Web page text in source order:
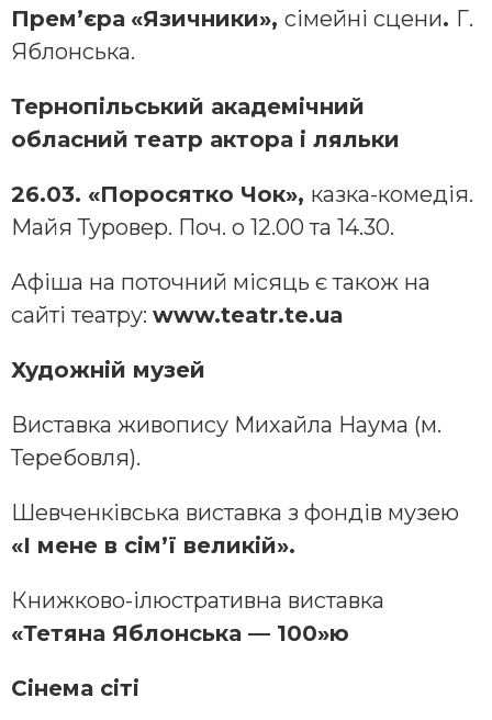
Прем’єра «Язичники», сімейні сцени. Г.
Яблонська.
Тернопільський академічний
обласний театр актора і ляльки
26.03. «Поросятко Чок», казка-комедія.
Майя Туровер. Поч. о 12.00 та 14.30.
Афіша на поточний місяць є також на
сайті театру: www.teatr.te.ua
Художній музей
Виставка живопису Михайла Наума (м.
Теребовля).
Шевченківська виставка з фондів музею
«І мене в сім’ї великій».
Книжково-ілюстративна виставка
«Тетяна Яблонська — 100»ю
Сінема сіті